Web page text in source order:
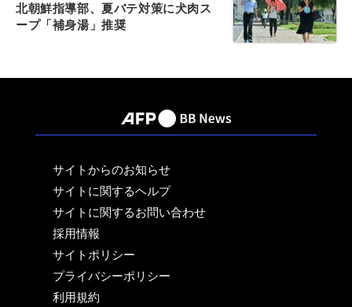
北朝鮮指導部、夏バテ対策に犬肉ス
ープ「補身湯」推奨
サイトからのお知らせ
サイトに関するヘルプ
サイトに関するお問い合わせ
採用情報
サイトポリシー
プライバシーポリシー
利用規約